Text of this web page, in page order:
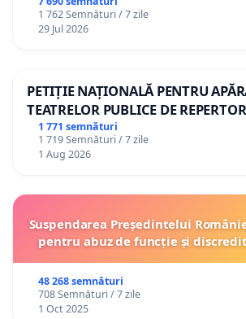
1 762 Semnături / 7 zile
29 Jul 2026
PETIȚIE NAȚIONALĂ PENTRU
TEATRELOR PUBLICE DE
ROMÂNIA
1 771 semnături
1 719 Semnături / 7 zile
1 Aug 2026
Suspendarea Președintelui
pentru abuz de funcție și
48 268 semnături
708 Semnături / 7 zile
1 Oct 2025